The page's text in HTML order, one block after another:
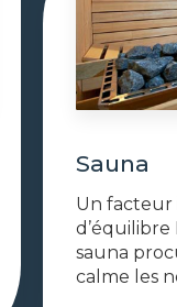
Sauna
Un
sauna
calme les